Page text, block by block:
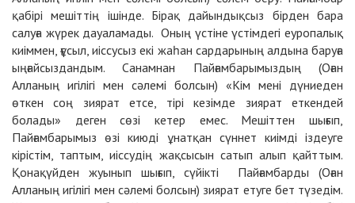
қабірі мешіттің ішінде. Бірақ дайындықсыз бірден бара
салуға жүрек дауаламады. Оның үстіне үстімдегі еуропалық
киіммен, ғұсыл, иіссусыз екі жаһан сардарының алдына баруға
ыңғайсыздандым. Санамнан Пайғамбарымыздың (Оған
Алланың игілігі мен сәлемі болсын) «Кім мені дүниеден
өткен соң зиярат етсе, тірі кезімде зиярат еткендей
болады» деген сөзі кетер емес. Мешіттен шығып,
Пайғамбарымыз өзі киюді ұнатқан сүннет киімді іздеуге
кірістім, таптым, иіссудің жақсысын сатып алып қайттым.
Қонақүйден жуынып шығып, сүйікті Пайғамбарды (Оған
Алланың игілігі мен сәлемі болсын) зиярат етуге бет түзедім.